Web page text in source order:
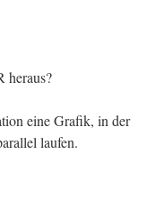
heraus?
eine Grafik, in der
laufen.